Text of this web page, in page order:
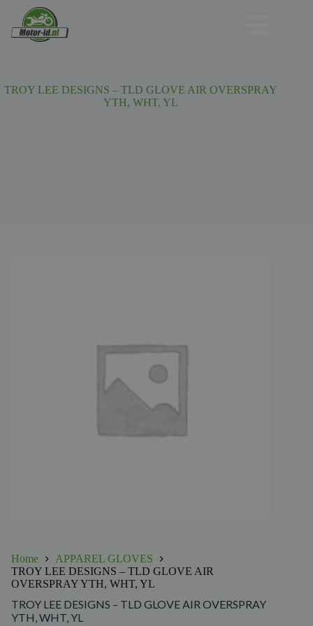
TROY LEE DESIGNS – TLD GLOVE AIR OVERSPRAY
YTH, WHT, YL
Home
APPAREL GLOVES
TROY LEE DESIGNS – TLD GLOVE AIR
OVERSPRAY YTH, WHT, YL
TROY LEE DESIGNS – TLD GLOVE AIR OVERSPRAY
YTH, WHT, YL